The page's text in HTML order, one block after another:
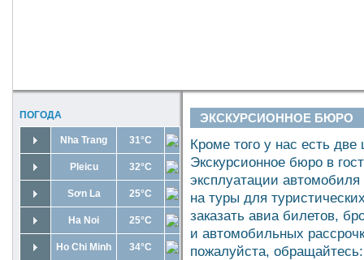
ПОГОДА
Nha Trang 31°C
Pleicu 32°C
Sơn La 25°C
Ha Noi 25°C
Ho Chi Minh 34°C
ЭКСКУРСИОННОЕ БЮРО
Кроме того у нас есть
Экскурсионное бюро в
эксплуатации
на туры для
заказать авиа билетов,
и автомобильных
пожалуйста, обращайтесь: